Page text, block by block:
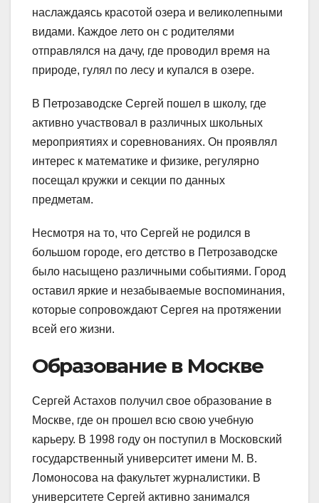
наслаждаясь красотой озера и великолепными
видами. Каждое лето он с родителями
отправлялся на дачу, где проводил время на
природе, гулял по лесу и купался в озере.
В Петрозаводске Сергей пошел в школу, где
активно участвовал в различных школьных
мероприятиях и соревнованиях. Он проявлял
интерес к математике и физике, регулярно
посещал кружки и секции по данных
предметам.
Несмотря на то, что Сергей не родился в
большом городе, его детство в Петрозаводске
было насыщено различными событиями. Город
оставил яркие и незабываемые воспоминания,
которые сопровождают Сергея на протяжении
всей его жизни.
Образование в Москве
Сергей Астахов получил свое образование в
Москве, где он прошел всю свою учебную
карьеру. В 1998 году он поступил в Московский
государственный университет имени М. В.
Ломоносова на факультет журналистики. В
университете Сергей активно занимался